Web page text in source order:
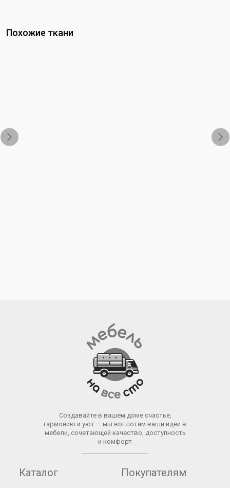
Похожие ткани
Создавайте в вашем доме счастье,
гармонию и уют — мы воплотим ваши идеи в
мебели, сочетающей качество, доступность
и комфорт
Каталог Покупателям